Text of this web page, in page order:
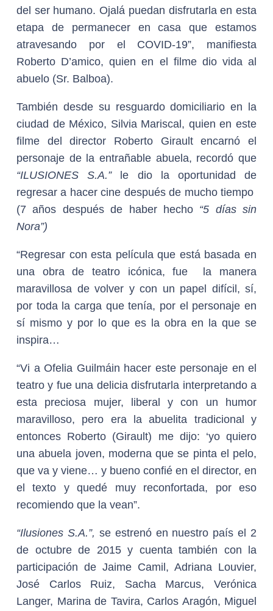
del ser humano. Ojalá puedan disfrutarla en esta
etapa de permanecer en casa que estamos
atravesando por el COVID-19”, manifiesta
Roberto D’amico, quien en el filme dio vida al
abuelo (Sr. Balboa).
También desde su resguardo domiciliario en la
ciudad de México, Silvia Mariscal, quien en este
filme del director Roberto Girault encarnó el
personaje de la entrañable abuela, recordó que
“ILUSIONES S.A.”le dio la oportunidad de
regresar a hacer cine después de mucho tiempo
(7 años después de haber hecho “5 días sin
Nora”)
“Regresar con esta película que está basada en
una obra de teatro icónica, fue la manera
maravillosa de volver y con un papel difícil, sí,
por toda la carga que tenía, por el personaje en
sí mismo y por lo que es la obra en la que se
inspira…
“Vi a Ofelia Guilmáin hacer este personaje en el
teatro y fue una delicia disfrutarla interpretando a
esta preciosa mujer, liberal y con un humor
maravilloso, pero era la abuelita tradicional y
entonces Roberto (Girault) me dijo: ‘yo quiero
una abuela joven, moderna que se pinta el pelo,
que va y viene… y bueno confié en el director, en
el texto y quedé muy reconfortada, por eso
recomiendo que la vean”.
“Ilusiones S.A.”, se estrenó en nuestro país el 2
de octubre de 2015 y cuenta también con la
participación de Jaime Camil, Adriana Louvier,
José Carlos Ruiz, Sacha Marcus, Verónica
Langer, Marina de Tavira, Carlos Aragón, Miguel